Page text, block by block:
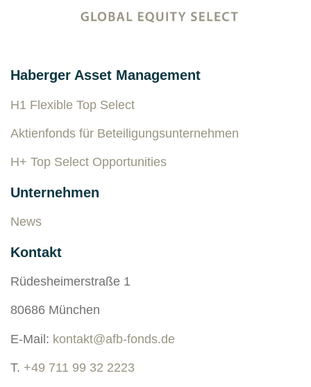
Haberger Asset Management
H1 Flexible Top Select
Aktienfonds für Beteiligungsunternehmen
H+ Top Select Opportunities
Unternehmen
News
Kontakt
Rüdesheimerstraße 1
80686 München
E-Mail: kontakt@afb-fonds.de
T. +49 711 99 32 2223